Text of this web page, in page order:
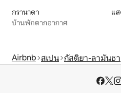
กรานาดา
บ้านพักตากอากาศ
แ
Airbnb สเปน กัสติยา-ลามันชา